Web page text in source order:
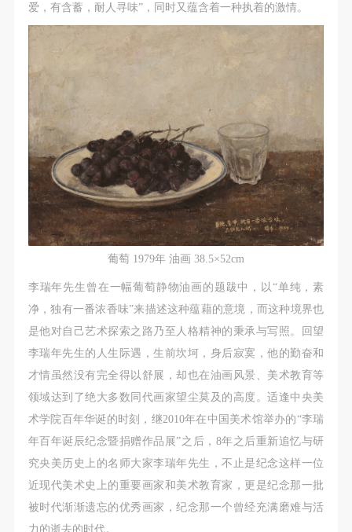
爱，有含蓄，耐人寻味”，同时又蕴含着一种执着的激情。
葡萄 1979年 油画 38.5×52cm
李瑞年先生曾在一幅葡萄静物油画的题跋中，以“单纯，素
净，独有一番浓香味”来描述这种蕴藉的意境，而这种境界也
是他对自己艺术探索之路乃至人格精神的秉承与写照。回望
李瑞年先生的人生际遇，生前坎坷，身后寂寞，他的勤奋和
才情虽然没有完全得以舒展，却也在油画风景、美术教育等
领域达到了绝大多数同代画家望尘莫及的高度。适逢中央美
术学院百年华诞的时刻，继2010年在中国美术馆举办的“李瑞
年百年诞辰纪念暨捐赠作品展”之后，8年之后重新追忆与研
究央美历史上的名师大家李瑞年先生，不止是纪念这样一位
近现代美术史上的重要画家和美术教育家，更是纪念那一批
被时代渐渐遗忘的优秀画家，纪念那一个曾经充满磨难与活
力的逝去的时代。